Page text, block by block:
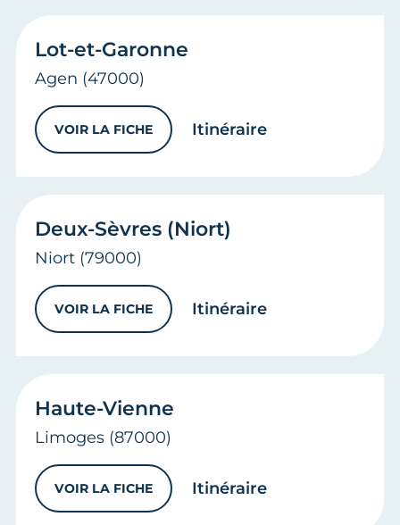
Lot-et-Garonne
Agen (47000)
VOIR LA FICHELOT-ET-GARONNEItinérairevers
Deux-Sèvres (Niort)
Niort (79000)
VOIR LA FICHEDEUX-SÈVRES (NIORT)
Itinérairevers
Haute-Vienne
Limoges (87000)
VOIR LA FICHEHAUTE-VIENNEItinérairevers